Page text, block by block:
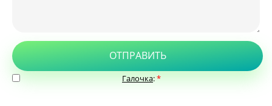
ОТПРАВИТЬ
Галочка:*